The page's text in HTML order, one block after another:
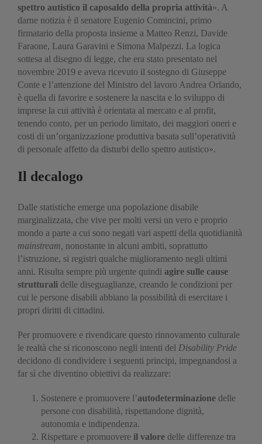
spettro autistico il caposaldo della propria attività». A
darne notizia è il senatore Eugenio Comincini, primo
firmatario della proposta insieme a Matteo Renzi, Davide
Faraone, Laura Garavini e Simona Malpezzi. La logica
sottesa al disegno di legge, che era stato presentato nel
novembre 2019 e aveva ricevuto il sostegno di Giuseppe
Conte e l’attenzione del Ministro del lavoro Andrea Orlando,
è quella di favorire e sostenere la nascita e lo sviluppo di
imprese la cui attività è orientata al mercato e al profit,
tenendo conto, per un periodo limitato, dei maggiori oneri e
costi di un’organizzazione produttiva basata sull’operatività
di personale affetto da disturbi dello spettro autistico».
Il decalogo
Dalle statistiche emerge una popolazione disabile
marginalizzata, che vive per molti versi un vero e proprio
mondo a parte a cui sono negati vari aspetti della quotidianità
mainstream, nonostante in alcuni ambiti, soprattutto
l’istruzione, si registri qualche miglioramento negli ultimi
anni. Risulta sempre più urgente quindi agire sulle cause
strutturali delle diseguaglianze, creando le condizioni per
cui le persone disabili abbiano la possibilità di esercitare i
propri diritti di cittadini.
Per promuovere e rivendicare questo rinnovamento culturale
le realtà che si riconoscono negli intenti del Disability Pride
decidono di condividere i seguenti principi, impegnandosi a
far sì che diventino obiettivi da realizzare:
Sostenere e promuovere l’autodeterminazione delle
persone con disabilità, rispettandone dignità,
autonomia e indipendenza.
Rispettare e promuovere il valore delle differenze tra